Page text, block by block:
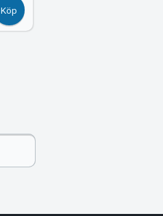
Köp